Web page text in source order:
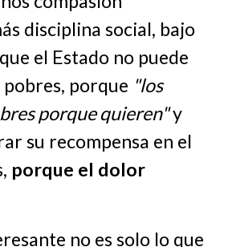
disciplina social, bajo
el Estado no puede
porque "los
porque quieren"y
su recompensa en el
porque el dolor
no es solo lo que